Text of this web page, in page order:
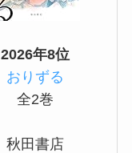
2026年8位
おりずる
全2巻
秋田書店